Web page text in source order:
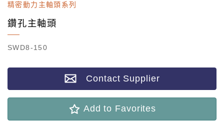
精密動力主軸頭系列
鑽孔主軸頭
SWD8-150
Contact Supplier
Add to Favorites